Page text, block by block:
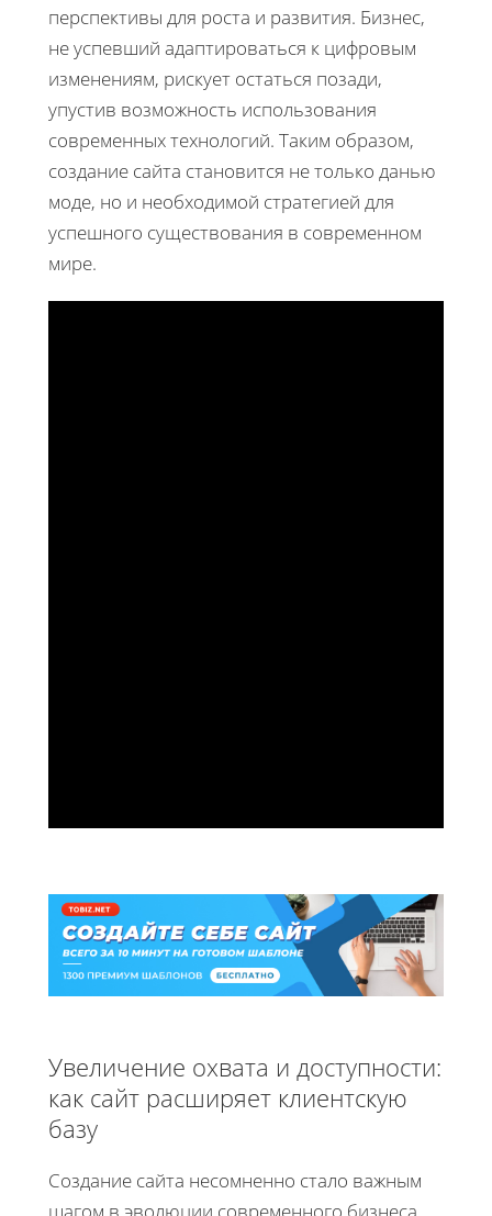
перспективы для роста и развития. Бизнес,
не успевший адаптироваться к цифровым
изменениям, рискует остаться позади,
упустив возможность использования
современных технологий. Таким образом,
создание сайта становится не только данью
моде, но и необходимой стратегией для
успешного существования в современном
мире.
Увеличение охвата и доступности:
как сайт расширяет клиентскую
базу
Создание сайта несомненно стало важным
шагом в эволюции современного бизнеса.